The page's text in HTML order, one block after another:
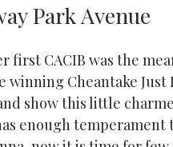
Park Avenue
first CACIB was the
winning Cheantake
show this little
enough temperament